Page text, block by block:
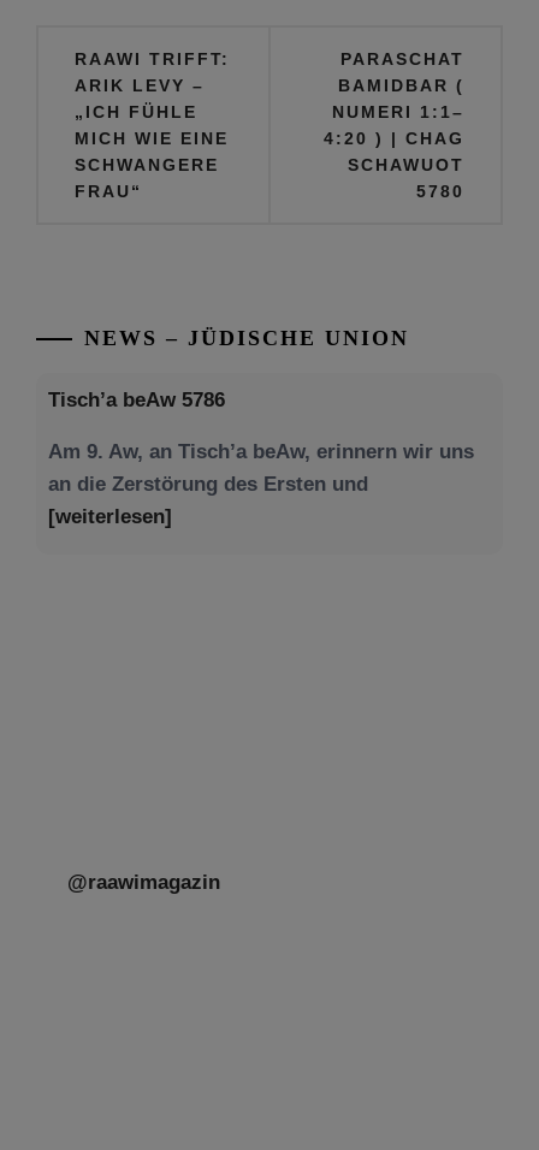
Beitragsnavigation
RAAWI TRIFFT:
ARIK LEVY –
„ICH FÜHLE
MICH WIE EINE
SCHWANGERE
FRAU“
PARASCHAT
BAMIDBAR (
NUMERI 1:1–
4:20 ) | CHAG
SCHAWUOT
5780
NEWS – JÜDISCHE UNION
Tisch’a beAw 5786
Am 9. Aw, an Tisch’a beAw, erinnern wir uns
an die Zerstörung des Ersten und
[weiterlesen]
@raawimagazin